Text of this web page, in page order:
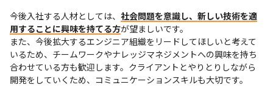
今後入社する人材としては、 社会問題を意識し、新しい技術を適
用することに興味を持てる方が望ましいです。
また、今後拡大するエンジニア組織をリードしてほしいと考えて
いるため、チームワークやナレッジマネジメントへの興味を持ち
合わせている方も歓迎します。クライアントとやりとりしながら
開発をしていくため、コミュニケーションスキルも大切です。